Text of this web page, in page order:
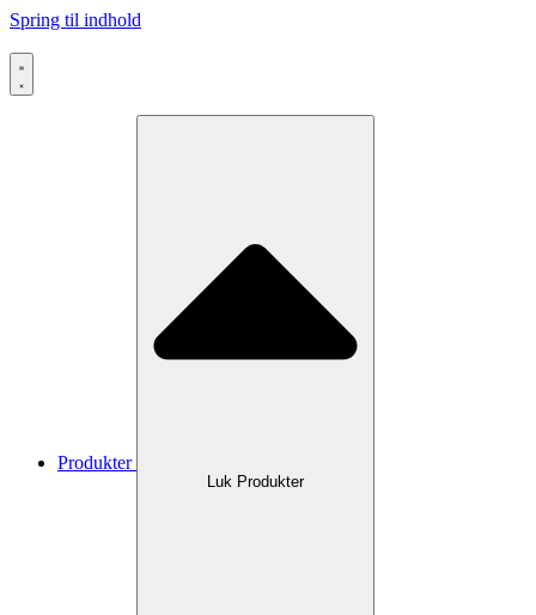
Spring til indhold
Produkter
Luk Produkter